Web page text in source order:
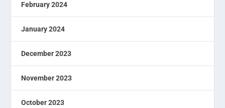
February 2024
January 2024
December 2023
November 2023
October 2023